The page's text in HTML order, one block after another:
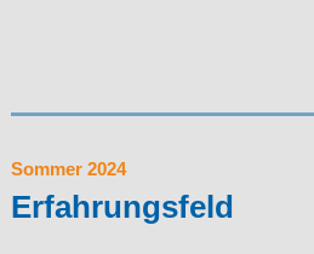
Sommer 2024
Erfahrungsfeld